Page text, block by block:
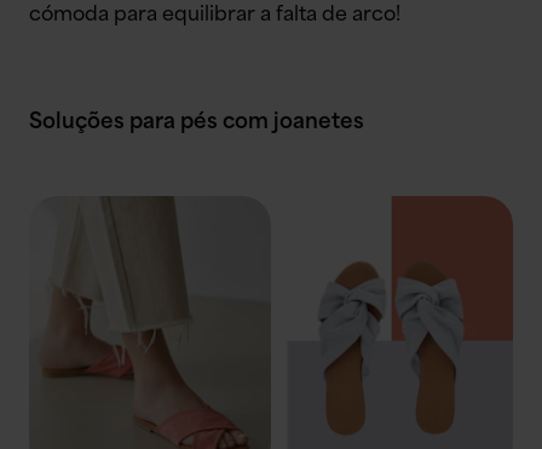
cómoda para equilibrar a falta de arco!
Soluções para pés com joanetes